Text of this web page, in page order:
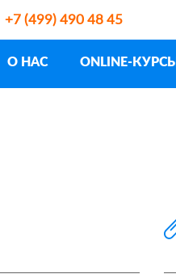
+7 (499) 490 48 45
О НАС ONLINE-КУРСЫ